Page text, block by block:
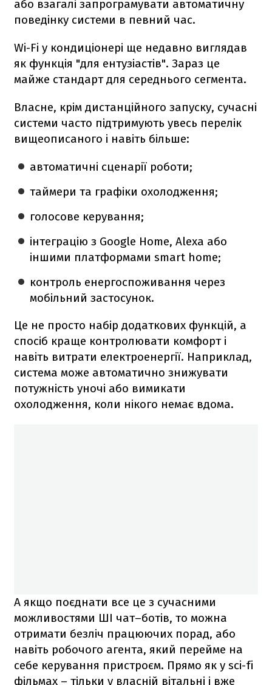
або взагалі запрограмувати автоматичну
поведінку системи в певний час.
Wi-Fi у кондиціонері ще недавно виглядав
як функція "для ентузіастів". Зараз це
майже стандарт для середнього сегмента.
Власне, крім дистанційного запуску, сучасні
системи часто підтримують увесь перелік
вищеописаного і навіть більше:
автоматичні сценарії роботи;
таймери та графіки охолодження;
голосове керування;
інтеграцію з Google Home, Alexa або
іншими платформами smart home;
контроль енергоспоживання через
мобільний застосунок.
Це не просто набір додаткових функцій, а
спосіб краще контролювати комфорт і
навіть витрати електроенергії. Наприклад,
система може автоматично знижувати
потужність уночі або вимикати
охолодження, коли нікого немає вдома.
А якщо поєднати все це з сучасними
можливостями ШІ чат–ботів, то можна
отримати безліч працюючих порад, або
навіть робочого агента, який перейме на
себе керування пристроєм. Прямо як у sci-fi
фільмах – тільки у власній вітальні і вже